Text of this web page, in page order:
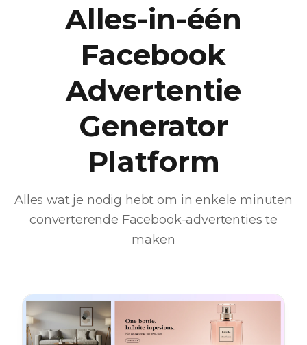
Alles-in-één
Facebook
Advertentie
Generator
Platform
Alles wat je nodig hebt om in enkele minuten
converterende Facebook-advertenties te
maken